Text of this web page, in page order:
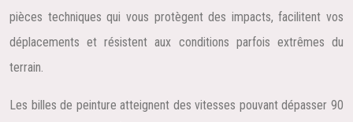
pièces techniques qui vous protègent des impacts, facilitent vos
déplacements et résistent aux conditions parfois extrêmes du
terrain.
Les billes de peinture atteignent des vitesses pouvant dépasser 90